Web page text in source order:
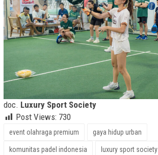
doc. Luxury Sport Society
Post Views: 730
event olahraga premium gaya hidup urban
komunitas padel indonesia luxury sport society